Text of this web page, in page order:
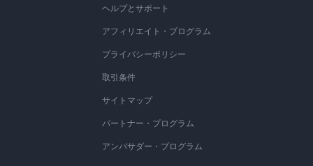
ヘルプとサポート
アフィリエイト・プログラム
プライバシーポリシー
取引条件
サイトマップ
パートナー・プログラム
アンバサダー・プログラム